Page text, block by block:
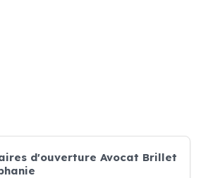
d'ouverture Avocat Brillet